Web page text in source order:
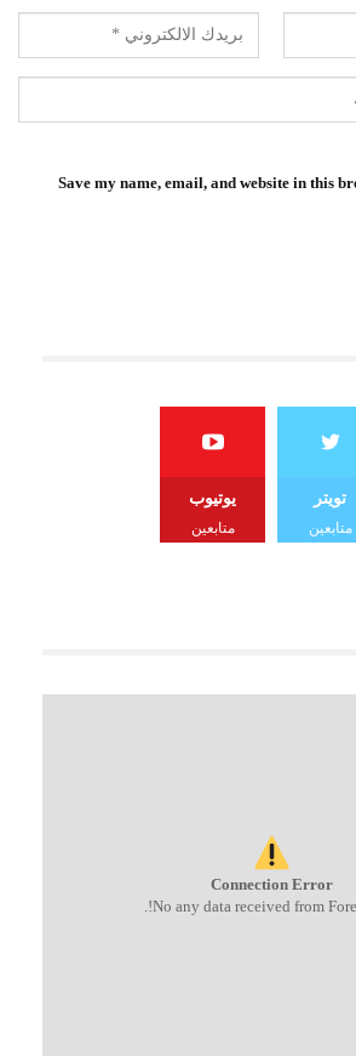
Save my name, email, and website in this
تويتر
متابعين
يوتيوب
متابعين
Connection Error
No any data received from